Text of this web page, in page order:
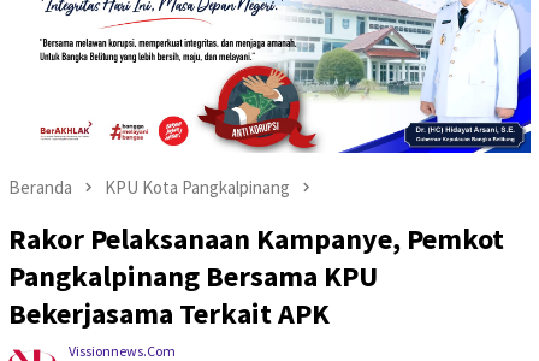
Beranda KPU Kota Pangkalpinang
Rakor Pelaksanaan Kampanye, Pemkot
Pangkalpinang Bersama KPU
Bekerjasama Terkait APK
Vissionnews.com